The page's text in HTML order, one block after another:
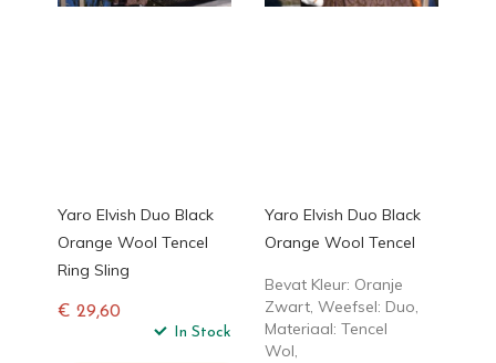
Yaro Elvish Duo Black
Orange Wool Tencel
Ring Sling
€ 29,60
In Stock
Yaro Elvish Duo Black
Orange Wool Tencel
Bevat Kleur: Oranje
Zwart, Weefsel: Duo,
Materiaal: Tencel
Wol,